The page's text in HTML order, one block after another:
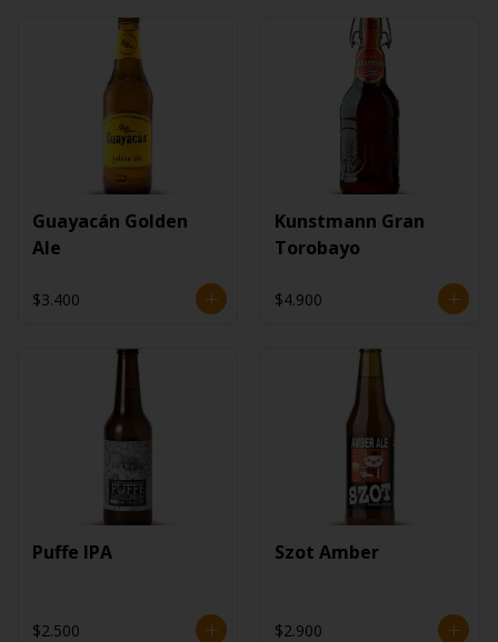
Guayacán Golden
Ale
$3.400
Kunstmann Gran
Torobayo
$4.900
Puffe IPA
$2.500
Szot Amber
$2.900